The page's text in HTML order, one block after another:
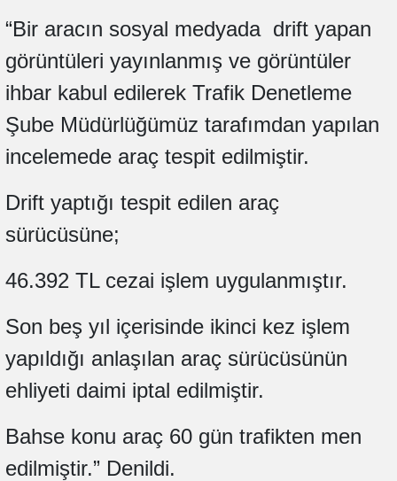
“Bir aracın sosyal medyada drift yapan
görüntüleri yayınlanmış ve görüntüler
ihbar kabul edilerek Trafik Denetleme
Şube Müdürlüğümüz tarafımdan yapılan
incelemede araç tespit edilmiştir.
Drift yaptığı tespit edilen araç
sürücüsüne;
46.392 TL cezai işlem uygulanmıştır.
Son beş yıl içerisinde ikinci kez işlem
yapıldığı anlaşılan araç sürücüsünün
ehliyeti daimi iptal edilmiştir.
Bahse konu araç 60 gün trafikten men
edilmiştir.” Denildi.